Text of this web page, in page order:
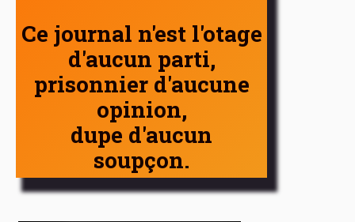
Ce journal n'est l'otage
d'aucun parti,
prisonnier d'aucune
opinion,
dupe d'aucun
soupçon.